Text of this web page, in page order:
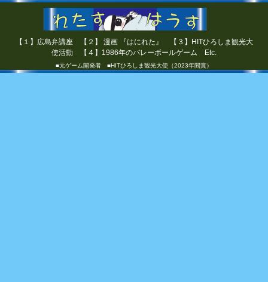
【１】広島弁講座 【２】 漫画 『はにれた』 【３】HITひろしま観光大
使活動 【４】1986年のバレーボールゲーム Etc.
■元ゲーム開発者 ■HITひろしま観光大使（2023年間賞）